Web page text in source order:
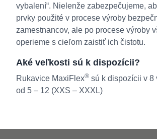
vybalení“. Nielenže zabezpečujeme,
prvky použité v procese výroby
zamestnancov, ale po procese výroby
operieme s cieľom zaistiť ich čistotu.
Aké veľkosti sú k dispozícii?
Rukavice MaxiFlex® sú k dispozícii v 8
od 5 – 12 (XXS – XXXL)